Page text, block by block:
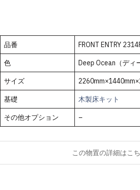
品番 FRONT ENTRY
色 Deep Ocean（ディ
サイズ
基礎 木製床キット
その他オプション –
この物置の詳細はこ